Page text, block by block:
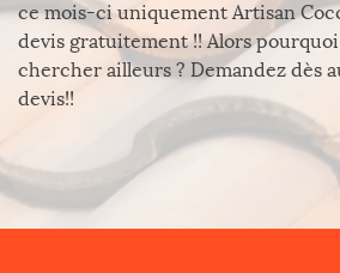
ce mois-ci uniquement Artisan
devis gratuitement !! Alors
chercher ailleurs ? Demandez dès
devis!!